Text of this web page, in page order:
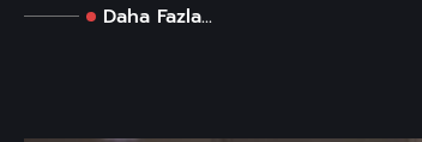
Daha Fazla...